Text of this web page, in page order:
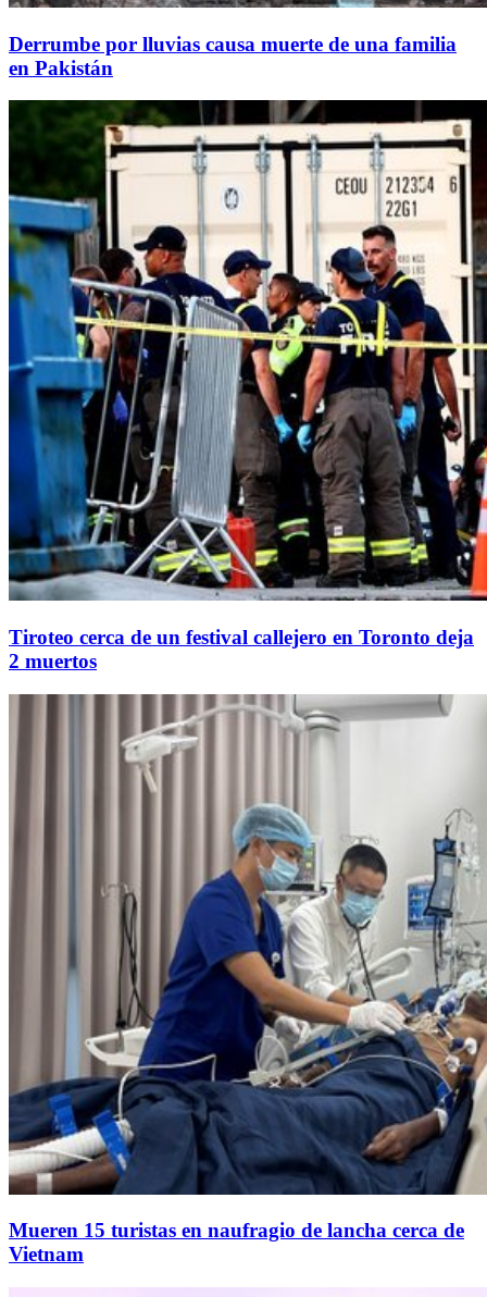
Derrumbe por lluvias causa muerte de una familia
en Pakistán
Tiroteo cerca de un festival callejero en Toronto deja
2 muertos
Mueren 15 turistas en naufragio de lancha cerca de
Vietnam